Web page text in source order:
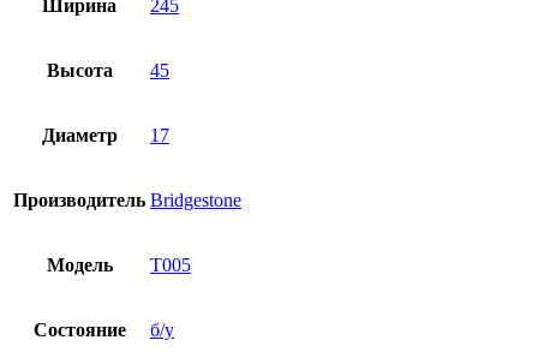
Ширина 245
Высота 45
Диаметр 17
Производитель Bridgestone
Модель T005
Состояние б/у